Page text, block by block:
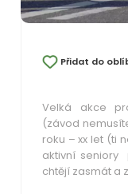
Přidat do
Velká akce
(závod
roku – xx let (ti
aktivní seniory
chtějí zasmát a